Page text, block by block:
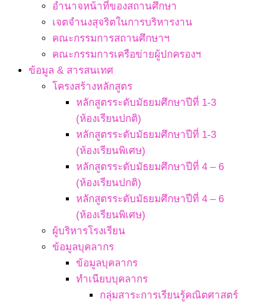
อำนาจหน้าที่ของสถานศึกษา
เจตจํานงสุจริตในการบริหารงาน
คณะกรรมการสถานศึกษาฯ
คณะกรรมการเครือข่ายผู้ปกครองฯ
ข้อมูล & สารสนเทศ
โครงสร้างหลักสูตร
หลักสูตรระดับมัธยมศึกษาปีที่ 1-3
(ห้องเรียนปกติ)
หลักสูตรระดับมัธยมศึกษาปีที่ 1-3
(ห้องเรียนพิเศษ)
หลักสูตรระดับมัธยมศึกษาปีที่ 4 – 6
(ห้องเรียนปกติ)
หลักสูตรระดับมัธยมศึกษาปีที่ 4 – 6
(ห้องเรียนพิเศษ)
ผู้บริหารโรงเรียน
ข้อมูลบุคลากร
ข้อมูลบุคลากร
ทำเนียบบุคลากร
กลุ่มสาระการเรียนรู้คณิตศาสตร์